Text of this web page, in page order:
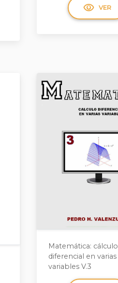
visibility VER
Matemática: cálculo
diferencial en varias
variables V.3